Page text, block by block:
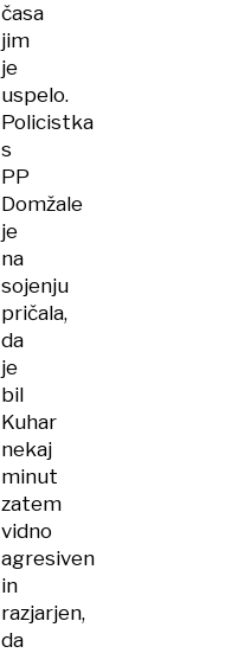
časa
jim
je
uspelo.
Policistka
s
PP
Domžale
je
na
sojenju
pričala,
da
je
bil
Kuhar
nekaj
minut
zatem
vidno
agresiven
in
razjarjen,
da